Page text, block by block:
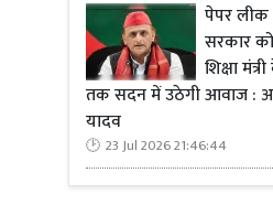
पेपर लीक
सरकार
शिक्षा
तक सदन में उठेगी आवाज :
यादव
23 Jul 2026 21:46:44